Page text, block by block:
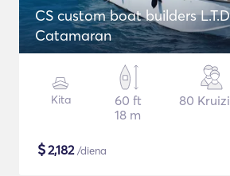
CS custom boat builders
Catamaran
Kita
60 ft
18 m
80
$2,182/diena